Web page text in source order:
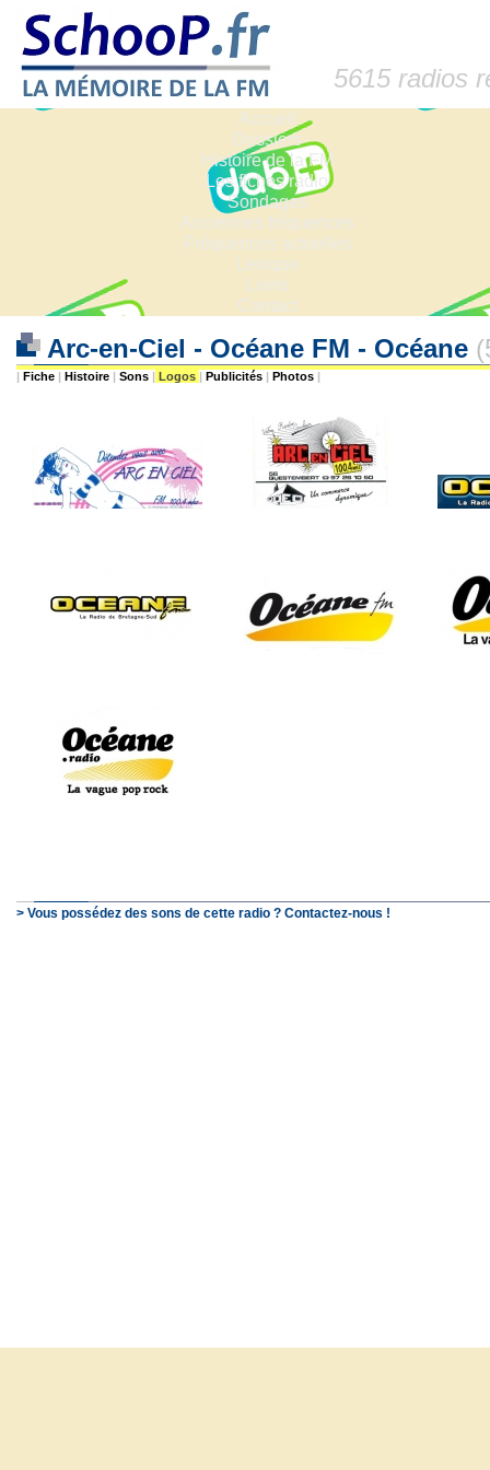
5615 radios
Accueil
Dossiers
Histoire de la FM
Les fiches radio
Sondages
Anciennes fréquences
Fréquences actuelles
Lexique
Liens
Contact
Arc-en-Ciel - Océane FM - Océane
| Fiche | Histoire | Sons | Logos | Publicités | Photos |
> Vous possédez des sons de cette radio ? Contactez-nous !